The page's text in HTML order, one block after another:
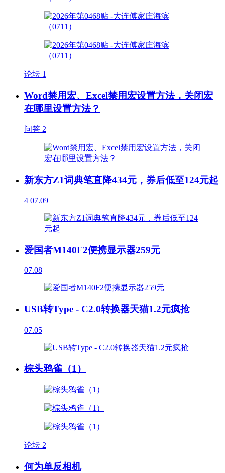
论坛 1
Word禁用宏、Excel禁用宏设置方法，关闭宏
在哪里设置方法？
问答 2
新东方Z1词典笔直降434元，券后低至124元起
4 07.09
爱国者M140F2便携显示器259元
07.08
USB转Type - C2.0转换器天猫1.2元疯抢
07.05
棕头鸦雀（1）
论坛 2
何为单反相机